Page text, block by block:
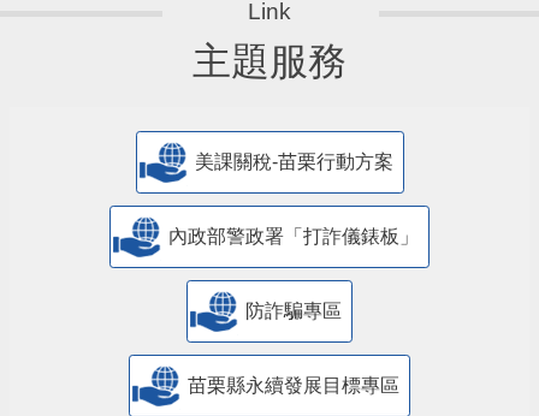
主題服務
美課關稅-苗栗行動方案
內政部警政署「打詐儀錶板」
防詐騙專區
苗栗縣永續發展目標專區